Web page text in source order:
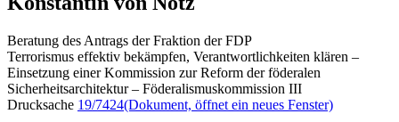
Beratung des Antrags der Fraktion der FDP
Terrorismus effektiv bekämpfen, Verantwortlichkeiten klären –
Einsetzung einer Kommission zur Reform der föderalen
Sicherheitsarchitektur – Föderalismuskommission III
Drucksache 19/7424(Dokument, öffnet ein neues Fenster)